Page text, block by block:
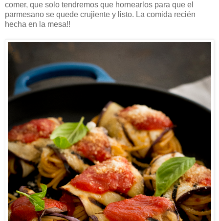
comer, que solo tendremos que hornearlos para que el
parmesano se quede crujiente y listo. La comida recién
hecha en la mesa!!